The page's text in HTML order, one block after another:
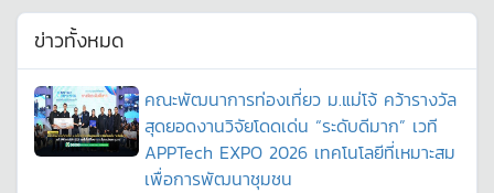
ข่าวทั้งหมด
คณะพัฒนาการท่องเที่ยว ม.แม่โจ้ คว้ารางวัล
สุดยอดงานวิจัยโดดเด่น “ระดับดีมาก” เวที
APPTech EXPO 2026 เทคโนโลยีที่เหมาะสม
เพื่อการพัฒนาชุมชน